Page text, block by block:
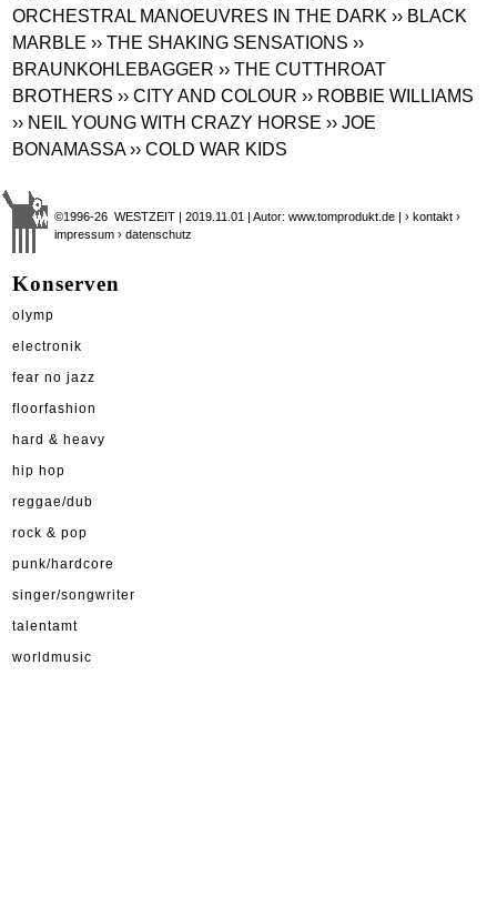
ORCHESTRAL MANOEUVRES IN THE DARK ›› BLACK
MARBLE ›› THE SHAKING SENSATIONS ››
BRAUNKOHLEBAGGER ›› THE CUTTHROAT
BROTHERS ›› CITY AND COLOUR ›› ROBBIE WILLIAMS
›› NEIL YOUNG WITH CRAZY HORSE ›› JOE
BONAMASSA ›› COLD WAR KIDS
©1996-26 WESTZEIT | 2019.11.01 | Autor: www.tomprodukt.de |› kontakt ›
impressum › datenschutz
Konserven
olymp
electronik
fear no jazz
floorfashion
hard & heavy
hip hop
reggae/dub
rock & pop
punk/hardcore
singer/songwriter
talentamt
worldmusic